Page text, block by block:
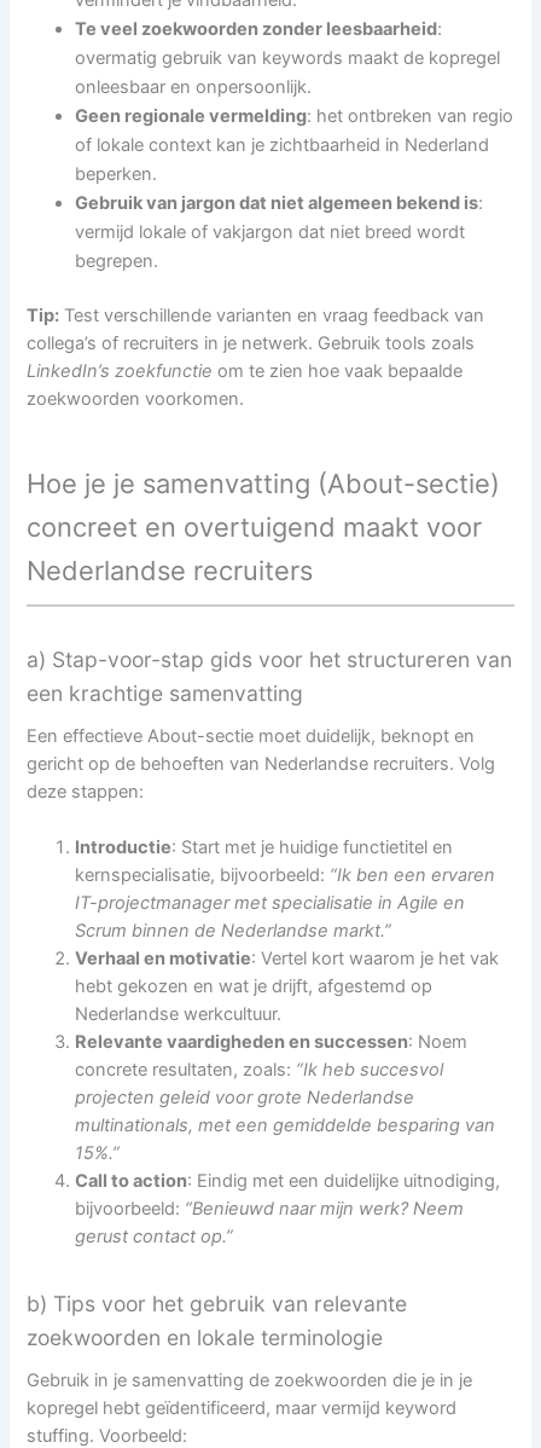
Te veel zoekwoorden zonder leesbaarheid:
overmatig gebruik van keywords maakt de kopregel
onleesbaar en onpersoonlijk.
Geen regionale vermelding: het ontbreken van regio
of lokale context kan je zichtbaarheid in Nederland
beperken.
Gebruik van jargon dat niet algemeen bekend is:
vermijd lokale of vakjargon dat niet breed wordt
begrepen.
Tip: Test verschillende varianten en vraag feedback van
collega’s of recruiters in je netwerk. Gebruik tools zoals
LinkedIn’s zoekfunctie om te zien hoe vaak bepaalde
zoekwoorden voorkomen.
Hoe je je samenvatting (About-sectie)
concreet en overtuigend maakt voor
Nederlandse recruiters
a) Stap-voor-stap gids voor het structureren van
een krachtige samenvatting
Een effectieve About-sectie moet duidelijk, beknopt en
gericht op de behoeften van Nederlandse recruiters. Volg
deze stappen:
Introductie: Start met je huidige functietitel en
kernspecialisatie, bijvoorbeeld: “Ik ben een ervaren
IT-projectmanager met specialisatie in Agile en
Scrum binnen de Nederlandse markt.”
Verhaal en motivatie: Vertel kort waarom je het vak
hebt gekozen en wat je drijft, afgestemd op
Nederlandse werkcultuur.
Relevante vaardigheden en successen: Noem
concrete resultaten, zoals: “Ik heb succesvol
projecten geleid voor grote Nederlandse
multinationals, met een gemiddelde besparing van
15%.”
Call to action: Eindig met een duidelijke uitnodiging,
bijvoorbeeld: “Benieuwd naar mijn werk? Neem
gerust contact op.”
b) Tips voor het gebruik van relevante
zoekwoorden en lokale terminologie
Gebruik in je samenvatting de zoekwoorden die je in je
kopregel hebt geïdentificeerd, maar vermijd keyword
stuffing. Voorbeeld: